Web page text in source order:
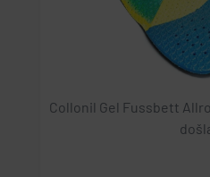
Collonil Gel Fussbett